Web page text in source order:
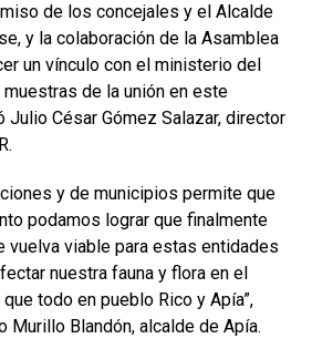
de los concejales y el Alcalde
y la colaboración de la Asamblea
un vínculo con el ministerio del
de la unión en este
Julio César Gómez Salazar, director
y de municipios permite que
podamos lograr que finalmente
vuelva viable para estas entidades
nuestra fauna y flora en el
todo en pueblo Rico y Apía”,
Murillo Blandón, alcalde de Apía.